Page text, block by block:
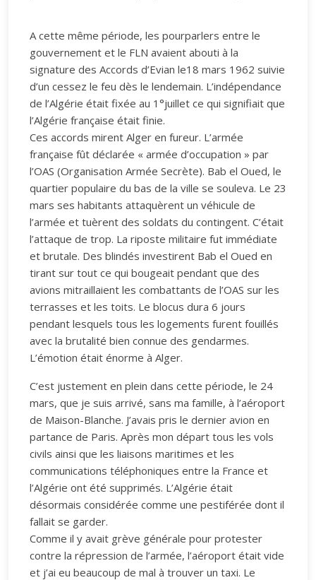
A cette même période, les pourparlers entre le
gouvernement et le FLN avaient abouti à la
signature des Accords d’Evian le18 mars 1962 suivie
d’un cessez le feu dès le lendemain. L’indépendance
de l’Algérie était fixée au 1°juillet ce qui signifiait que
l’Algérie française était finie.
Ces accords mirent Alger en fureur. L’armée
française fût déclarée « armée d’occupation » par
l’OAS (Organisation Armée Secrète). Bab el Oued, le
quartier populaire du bas de la ville se souleva. Le 23
mars ses habitants attaquèrent un véhicule de
l’armée et tuèrent des soldats du contingent. C’était
l’attaque de trop. La riposte militaire fut immédiate
et brutale. Des blindés investirent Bab el Oued en
tirant sur tout ce qui bougeait pendant que des
avions mitraillaient les combattants de l’OAS sur les
terrasses et les toits. Le blocus dura 6 jours
pendant lesquels tous les logements furent fouillés
avec la brutalité bien connue des gendarmes.
L’émotion était énorme à Alger.
C’est justement en plein dans cette période, le 24
mars, que je suis arrivé, sans ma famille, à l’aéroport
de Maison-Blanche. J’avais pris le dernier avion en
partance de Paris. Après mon départ tous les vols
civils ainsi que les liaisons maritimes et les
communications téléphoniques entre la France et
l’Algérie ont été supprimés. L’Algérie était
désormais considérée comme une pestiférée dont il
fallait se garder.
Comme il y avait grève générale pour protester
contre la répression de l’armée, l’aéroport était vide
et j’ai eu beaucoup de mal à trouver un taxi. Le